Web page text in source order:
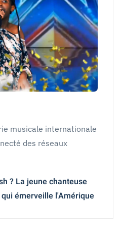
musicale internationale
des réseaux
? La jeune chanteuse
émerveille l'Amérique